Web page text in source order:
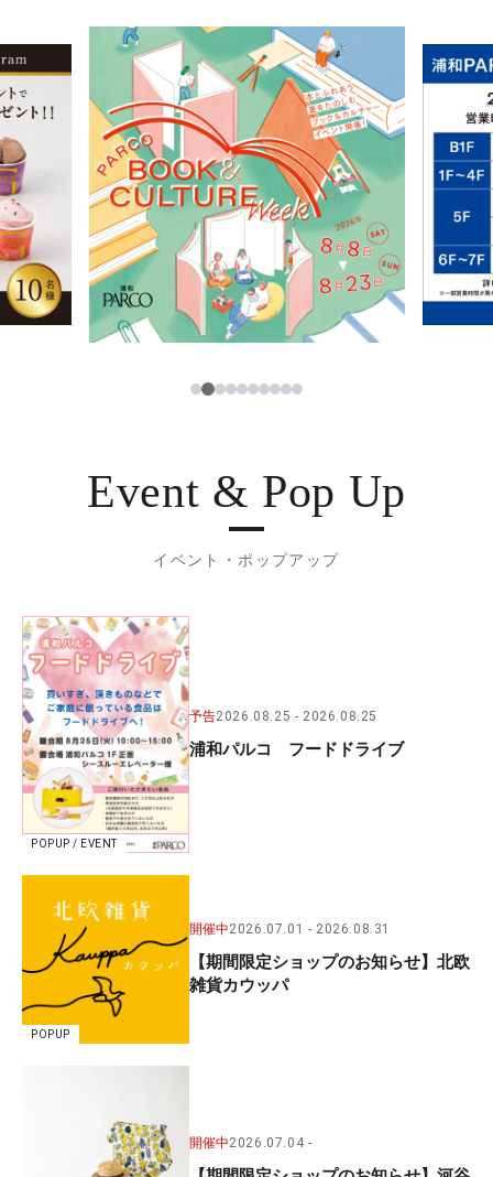
レストラン・カフェ
TAX FREE
PARCOメンバーズ
JP
ภาษาไทย
123456789
Event & Pop Up
イベント・ポップアップ
POPUP / EVENT
予告2026.08.25 2026.08.25
浦和パルコ フードドライブ
POPUP
開催中2026.07.01 2026.08.31
【期間限定ショップのお知らせ】北欧
雑貨カウッパ
開催中2026.07.04